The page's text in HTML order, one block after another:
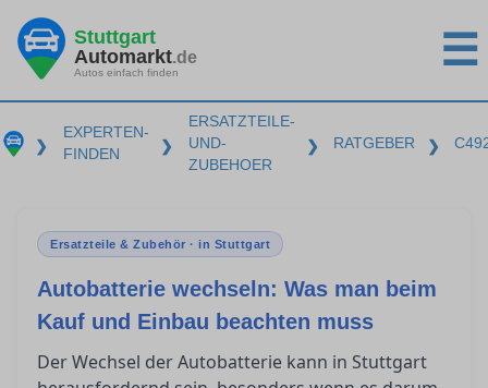
Stuttgart
Automarkt.de
Autos einfach finden ☰
❯
EXPERTEN-
FINDEN
❯
ERSATZTEILE-
UND-
ZUBEHOER
❯ RATGEBER ❯
Ersatzteile & Zubehör · in Stuttgart
Autobatterie wechseln: Was man beim
Kauf und Einbau beachten muss
Der Wechsel der Autobatterie kann in Stuttgart